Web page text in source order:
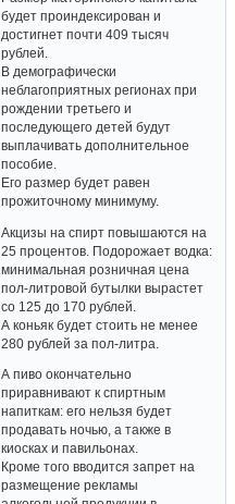
будет проиндексирован и
достигнет почти 409 тысяч
рублей.
В демографически
неблагоприятных регионах при
рождении третьего и
последующего детей будут
выплачивать дополнительное
пособие.
Его размер будет равен
прожиточному минимуму.
Акцизы на спирт повышаются на
25 процентов. Подорожает водка:
минимальная розничная цена
пол-литровой бутылки вырастет
со 125 до 170 рублей.
А коньяк будет стоить не менее
280 рублей за пол-литра.
А пиво окончательно
приравнивают к спиртным
напиткам: его нельзя будет
продавать ночью, а также в
киосках и павильонах.
Кроме того вводится запрет на
размещение рекламы